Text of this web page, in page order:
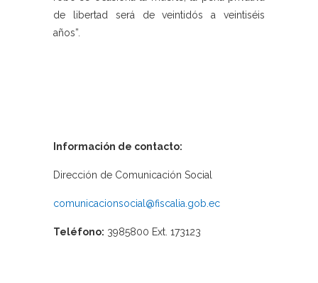
de libertad será de veintidós a veintiséis
años”.
Información de contacto:
Dirección de Comunicación Social
comunicacionsocial@fiscalia.gob.ec
Teléfono: 3985800 Ext. 173123